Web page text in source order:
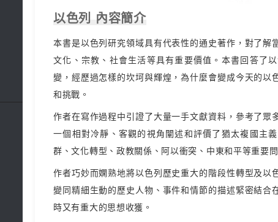
以色列 內容簡介
本書是以色列研究領域具有代表性的通史著作，對了解
文化、宗教、社會生活等具有重要價值。本書回答了
變，經歷過怎樣的坎坷與輝煌，為什麼會變成今天的以
和挑戰。
作者在寫作過程中引證了大量一手文獻資料，參考了眾
一個相對冷靜、客觀的視角闡述和評價了猶太複國主
群、文化轉型、政教關係、阿以衝突、中東和平等重要問
作者巧妙而嫻熟地將以色列歷史重大的階段性轉型及以
變同精細生動的歷史人物、事件和情節的描述緊密結合
時又有重大的思想收獲。